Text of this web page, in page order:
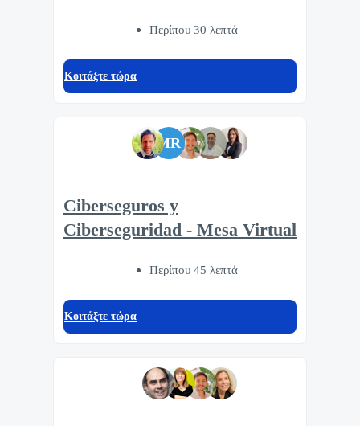
Περίπου 30 λεπτά
Κοιτάξτε τώρα
MR
Ciberseguros y
Ciberseguridad - Mesa Virtual
Περίπου 45 λεπτά
Κοιτάξτε τώρα